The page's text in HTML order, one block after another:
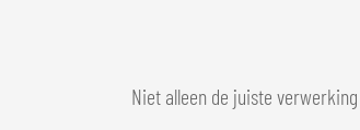
FRANÇAIS
Niet alleen de juiste